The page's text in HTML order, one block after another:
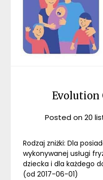
Evolution
Posted on20
Rodzaj zniżki: Dla
wykonywanej usługi
dziecka i dla każdego
(od 2017-06-01)